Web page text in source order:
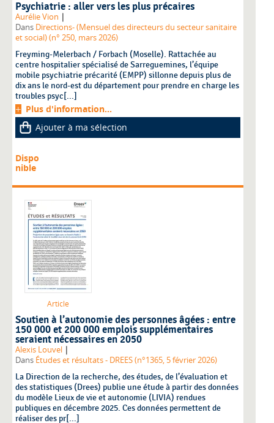
Psychiatrie : aller vers les plus précaires
Aurélie Vion |
Dans Directions- (Mensuel des directeurs du secteur sanitaire
et social) (n° 250, mars 2026)
Freyming-Melerbach / Forbach (Moselle). Rattachée au
centre hospitalier spécialisé de Sarreguemines, l’équipe
mobile psychiatrie précarité (EMPP) sillonne depuis plus de
dix ans le nord-est du département pour prendre en charge les
troubles psyc[...]
Plus d'information...
Ajouter à ma sélection
Dispo
nible
Article
Soutien à l’autonomie des personnes âgées : entre
150 000 et 200 000 emplois supplémentaires
seraient nécessaires en 2050
Alexis Louvel |
Dans Études et résultats - DREES (n°1365, 5 février 2026)
La Direction de la recherche, des études, de l’évaluation et
des statistiques (Drees) publie une étude à partir des données
du modèle Lieux de vie et autonomie (LIVIA) rendues
publiques en décembre 2025. Ces données permettent de
réaliser des pr[...]